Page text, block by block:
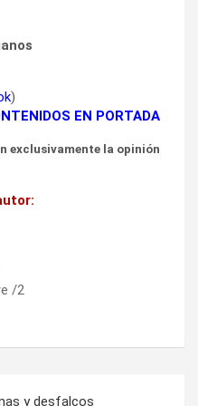
)
EN PORTADA
exclusivamente la opinión
/2
y desfalcos